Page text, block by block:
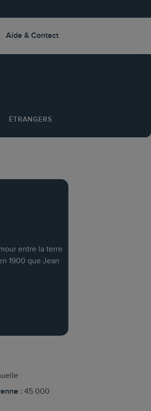
Aide & Contact
ÉTRANGERS
entre la terre
1900 que Jean
: